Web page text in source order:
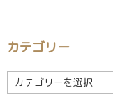
カテゴリー
カ
テ